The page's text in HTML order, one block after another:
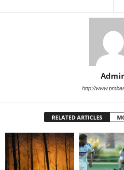
http://
RELATED ARTICLES